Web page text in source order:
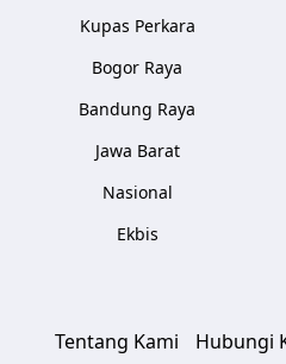
Kupas Perkara
Bogor Raya
Bandung Raya
Jawa Barat
Nasional
Ekbis
Tentang Kami Hubungi